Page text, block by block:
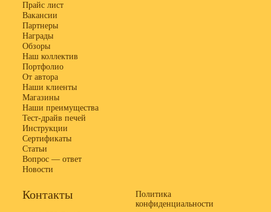
Прайс лист
Вакансии
Партнеры
Награды
Обзоры
Наш коллектив
Портфолио
От автора
Наши клиенты
Магазины
Наши преимущества
Тест-драйв печей
Инструкции
Сертификаты
Статьи
Вопрос — ответ
Новости
Контакты
Политика
конфиденциальности